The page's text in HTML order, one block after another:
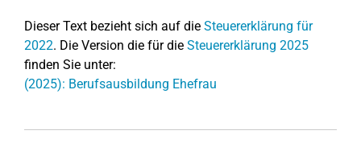
Dieser Text bezieht sich auf die Steuererklärung für
2022. Die Version die für die Steuererklärung 2025
finden Sie unter:
(2025): Berufsausbildung Ehefrau